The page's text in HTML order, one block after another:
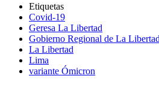
Etiquetas
Covid-19
Geresa La Libertad
Gobierno Regional de La Libertad
La Libertad
Lima
variante Ómicron